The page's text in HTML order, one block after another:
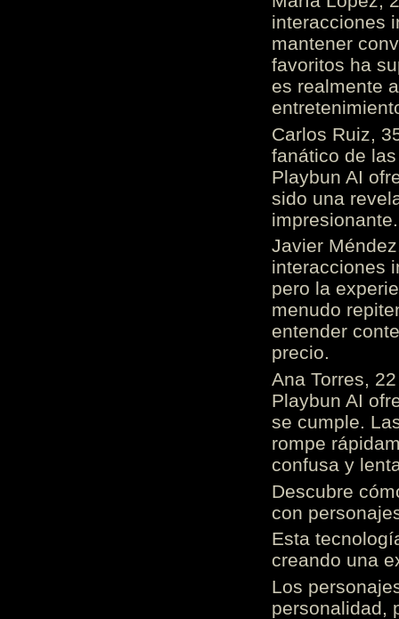
interacciones
mantener
favoritos ha
es realmente
Carlos Ruiz,
fanático de
Playbun AI
sido una
Javier
interacciones
pero la
menudo
entender
precio.
Ana Torres,
Playbun AI
se cumple.
rompe
confusa y
Descubre
con
Esta
creando una
Los
personalidad,